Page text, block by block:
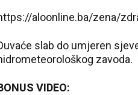
aloonline.ba/zena/
slab do umjeren
zavoda.
VIDEO: